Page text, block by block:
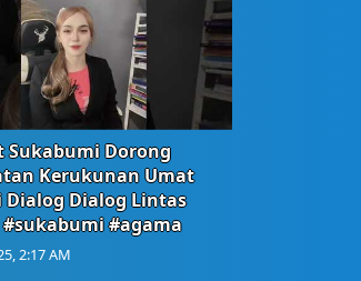
Sukabumi Dorong
Kerukunan Umat
Dialog Lintas
#agama
2:17 AM